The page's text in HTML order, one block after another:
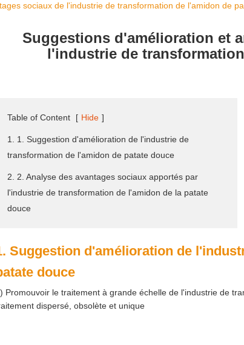
sociaux de l'industrie de transformation de l'amidon de
Suggestions d'amélioration et
l'industrie de
Table of Content [ Hide ]
1. 1. Suggestion d'amélioration de l'industrie de
transformation de l'amidon de patate douce
2. 2. Analyse des avantages sociaux apportés par
l'industrie de transformation de l'amidon de la patate
douce
Suggestion d'amélioration de
douce
Promouvoir le traitement à grande échelle de l'industrie de
dispersé, obsolète et unique